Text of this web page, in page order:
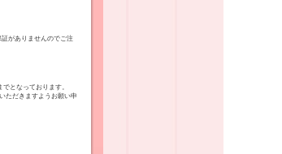
がありませんのでご注
となっております。
ただきますようお願い申